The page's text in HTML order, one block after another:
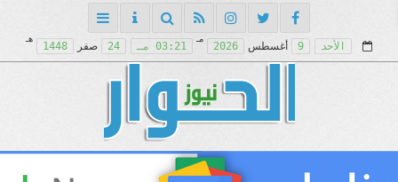
الأحد 9 أغسطس 2026
مـ
03:21 مـ 24 صفر 1448
هـ